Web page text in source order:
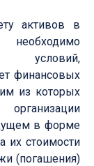
активов в
необходимо
условий,
финансовых
из которых
в форме
их стоимости
(погашения)